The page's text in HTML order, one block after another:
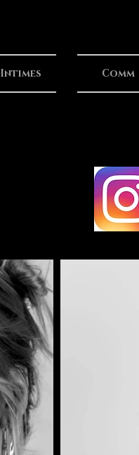
Intimes Comm